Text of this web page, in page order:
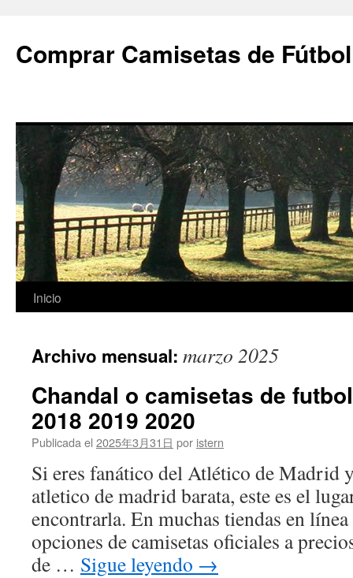
Comprar Camisetas de
Saltar
contenido
Inicio
Archivo mensual: marzo 2025
Chandal o camisetas de
2018 2019 2020
Publicada el 2025年3月31日 por istern
Si eres fanático del Atlético de Madrid
atletico de madrid barata, este es el
encontrarla. En muchas tiendas en
opciones de camisetas oficiales a
de … Sigue leyendo →